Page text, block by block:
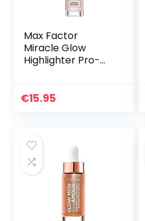
Max Factor
Miracle Glow
Highlighter Pro-
€15.95